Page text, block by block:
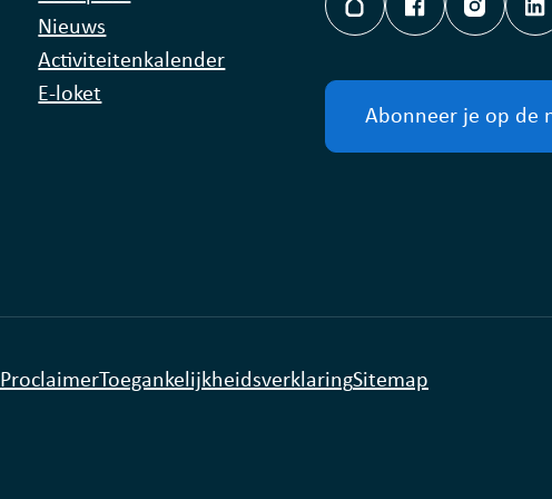
Nieuws
Activiteitenkalender
E-loket
Hoplr Facebook
Abonneer je op de
ProclaimerToegankelijkheidsverklaringSitemap